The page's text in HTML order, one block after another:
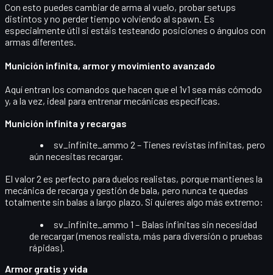
Con esto puedes cambiar de arma al vuelo, probar setups
distintos y no perder tiempo volviendo al spawn. Es
especialmente útil si estáis testeando posiciones o ángulos con
armas diferentes.
Munición infinita, armor y movimiento avanzado
Aquí entran los comandos que hacen que el 1v1 sea más cómodo
y, a la vez, ideal para entrenar mecánicas específicas.
Munición infinita y recargas
sv_infinite_ammo 2 – Tienes revistas infinitas, pero
aún necesitas recargar.
El valor2 es perfecto para duelos realistas, porque mantienes la
mecánica de recarga y gestión de bala, pero nunca te quedas
totalmente sin balas a largo plazo. Si quieres algo más extremo:
sv_infinite_ammo 1 – Balas infinitas sin necesidad
de recargar (menos realista, más para diversión o pruebas
rápidas).
Armor gratis y vida